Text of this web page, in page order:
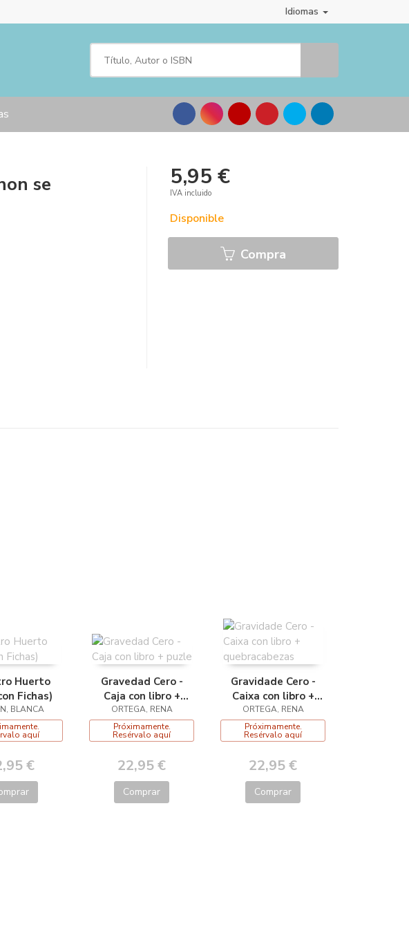
Idiomas
se
5,95 €
IVA incluido
Disponible
Compra
Huerto
Fichas)
BLANCA
aquí
€
Gravedad Cero -
Caja con libro +
puzle
ORTEGA, RENA
Próximamente.
Resérvalo aquí
22,95 €
Comprar
Gravidade Cero -
Caixa con libro +
quebracabezas
ORTEGA, RENA
Próximamente.
Resérvalo aquí
22,95 €
Comprar